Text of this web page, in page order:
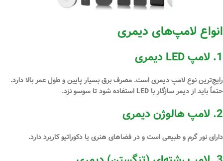
انواع لامپ‌های دیمری
1. لامپ LED دیمری
رایج‌ترین نوع لامپ دیمری است. مصرف برق بسیار پایین و طول عمر بالا دارد.
حتماً باید ازدیمر سازگار با LED استفاده شود تا سوسو نزد.
2. لامپهالوژن دیمری
دارای نور گرم و طبیعی است و در فضاهای هنری یا دکوراتیو کاربرد دارد.